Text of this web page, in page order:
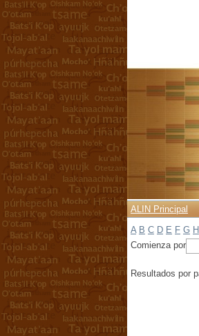
ALIN Principal
A B C D E F G H
Comienza por
Resultados por